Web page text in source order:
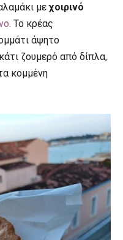
μεχοιρινό
. Το κρέας
άψητο
ζουμερό από δίπλα,
κομμένη